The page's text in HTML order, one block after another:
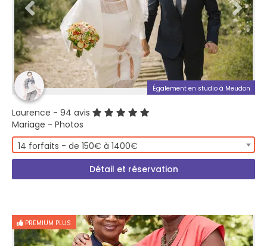
Également en studio à Meudon
Laurence - 94 avis
Mariage - Photos
14 forfaits - de 150€ à 1400€
Détail et réservation
PREMIUM PLUS